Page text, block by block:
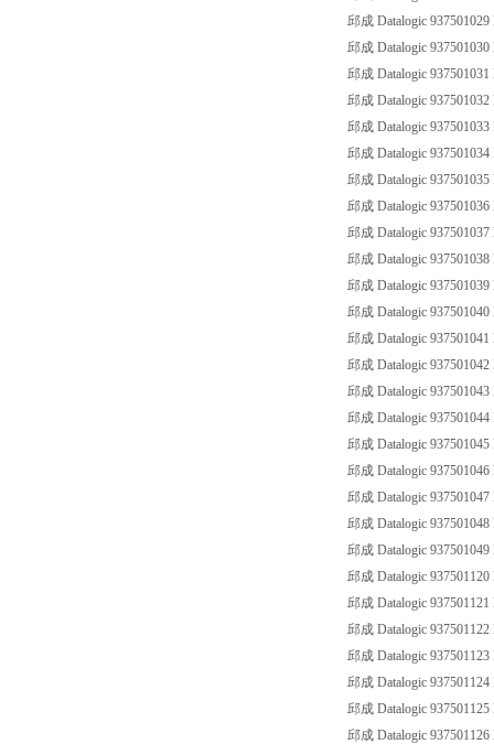
邱成 Datalogic
邱成 Datalogic
邱成 Datalogic
邱成 Datalogic
邱成 Datalogic
邱成 Datalogic
邱成 Datalogic
邱成 Datalogic
邱成 Datalogic
邱成 Datalogic
邱成 Datalogic
邱成 Datalogic
邱成 Datalogic
邱成 Datalogic
邱成 Datalogic
邱成 Datalogic
邱成 Datalogic
邱成 Datalogic
邱成 Datalogic
邱成 Datalogic
邱成 Datalogic
邱成 Datalogic
邱成 Datalogic
邱成 Datalogic
邱成 Datalogic
邱成 Datalogic
邱成 Datalogic
邱成 Datalogic